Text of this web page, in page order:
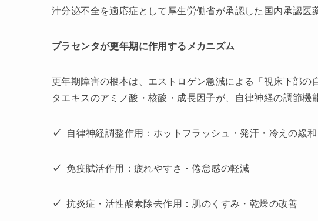
汁分泌不全を適応症として厚生労働省が承認した国内承認医
プラセンタが更年期に作用するメカニズム
更年期障害の根本は、エストロゲン急減による「視床下部
タエキスのアミノ酸・核酸・成長因子が、自律神経の調節機
✓ 自律神経調整作用：ホットフラッシュ・発汗・冷えの緩和
✓ 免疫賦活作用：疲れやすさ・倦怠感の軽減
✓抗炎症・活性酸素除去作用：肌のくすみ・乾燥の改善